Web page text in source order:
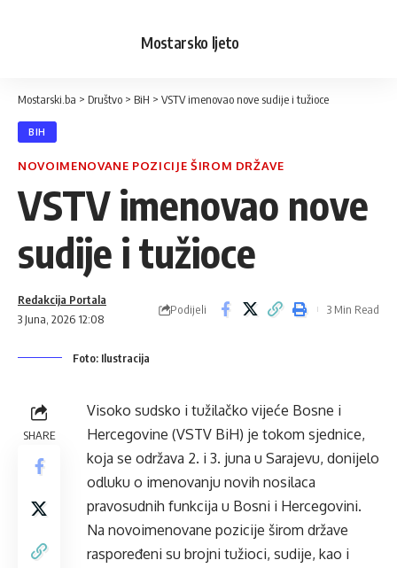
Mostarsko ljeto
Mostarski.ba > Društvo > BiH > VSTV imenovao nove sudije i tužioce
BIH
NOVOIMENOVANE POZICIJE ŠIROM DRŽAVE
VSTV imenovao nove
sudije i tužioce
3 Juna, 2026 12:08
Redakcija Portala
Podijeli 3 Min Read
Foto: Ilustracija
SHARE
Visoko sudsko i tužilačko vijeće Bosne i
Hercegovine (VSTV BiH) je tokom sjednice,
koja se održava 2. i 3. juna u Sarajevu, donijelo
odluku o imenovanju novih nosilaca
pravosudnih funkcija u Bosni i Hercegovini.
Na novoimenovane pozicije širom države
raspoređeni su brojni tužioci, sudije, kao i